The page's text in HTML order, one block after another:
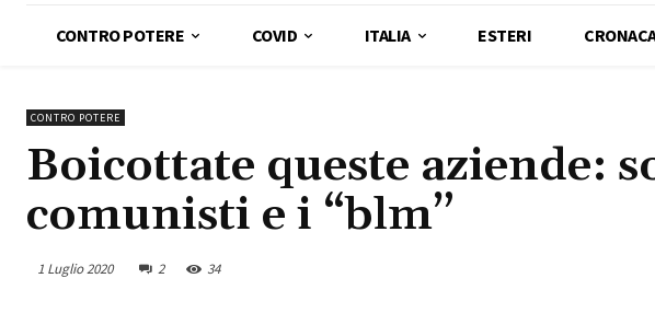
CONTRO POTERE COVID ITALIA ESTERI
CONTRO POTERE
Boicottate queste aziende:
comunisti e i “blm”
1 Luglio 2020 2 34